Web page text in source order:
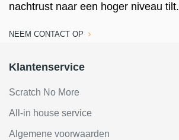
nachtrust naar een hoger niveau tilt.
NEEM CONTACT OP
Klantenservice
Scratch No More
All-in house service
Algemene voorwaarden